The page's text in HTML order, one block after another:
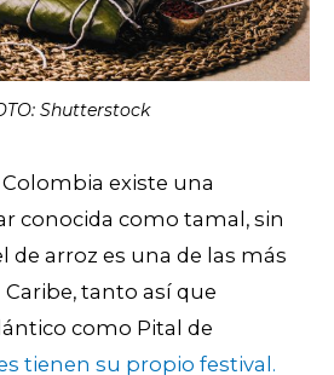
Shutterstock
existe una
conocida como tamal, sin
de arroz es una de las más
tanto así que
como Pital de
tienen su propio festival.